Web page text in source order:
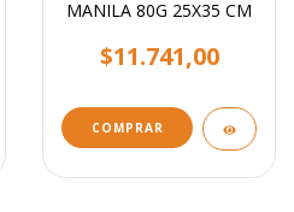
MANILA 80G 25X35 CM
$11.741,00
COMPRAR